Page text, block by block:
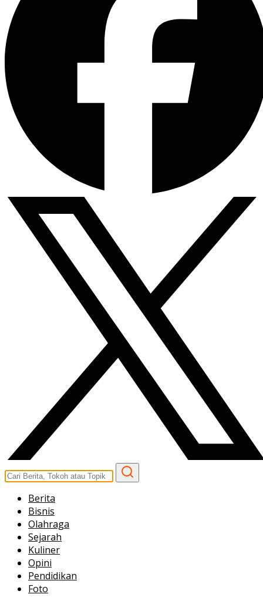
Berita
Bisnis
Olahraga
Sejarah
Kuliner
Opini
Pendidikan
Foto